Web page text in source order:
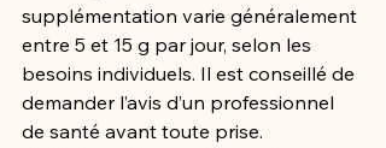
supplémentation varie généralement
entre 5 et 15 g par jour, selon les
besoins individuels. Il est conseillé de
demander l’avis d’un professionnel
de santé avant toute prise.